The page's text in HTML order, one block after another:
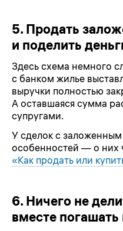
5. Продать
и поделить
Здесь схема немного
с банком жилье
выручки полностью
А оставшаяся сумма
супругами.
У сделок с
особенностей — о них
«Как продать или
6. Ничего не
вместе погашать